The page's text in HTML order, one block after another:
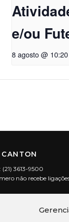
e/ou
8 agosto @
(21) 3613-9500
não recebe